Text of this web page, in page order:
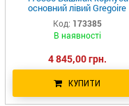
основний лівий Gregoire
Besson
Код: 173385
В наявності
4 845,00 грн.
КУПИТИ